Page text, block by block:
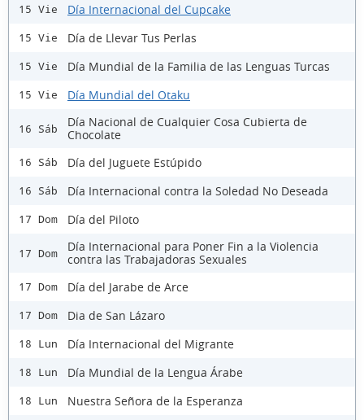
15 Vie Día Internacional del Cupcake
15 Vie Día de Llevar Tus Perlas
15 Vie Día Mundial de la Familia de las Lenguas Turcas
15 Vie Día Mundial del Otaku
16 Sáb
Día Nacional de Cualquier Cosa Cubierta de
Chocolate
16 Sáb Día del Juguete Estúpido
16 Sáb Día Internacional contra la Soledad No Deseada
17 Dom Día del Piloto
17 Dom
Día Internacional para Poner Fin a la Violencia
contra las Trabajadoras Sexuales
17 Dom Día del Jarabe de Arce
17 Dom Dia de San Lázaro
18 Lun Día Internacional del Migrante
18 Lun Día Mundial de la Lengua Árabe
18 Lun Nuestra Señora de la Esperanza